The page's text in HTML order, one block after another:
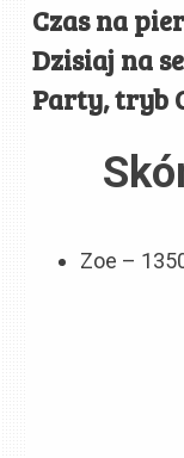
Czas na
Dzisiaj na
Party, tryb
Zoe –